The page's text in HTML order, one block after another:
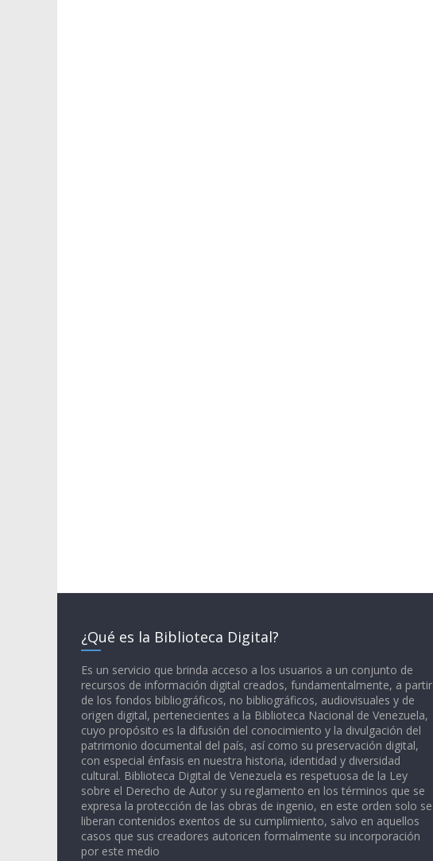
¿Qué es la Biblioteca Digital?
Es un servicio que brinda acceso a los usuarios a un conjunto de
recursos de información digital creados, fundamentalmente, a partir
de los fondos bibliográficos, no bibliográficos, audiovisuales y de
origen digital, pertenecientes a la Biblioteca Nacional de Venezuela,
cuyo propósito es la difusión del conocimiento y la divulgación del
patrimonio documental del país, así como su preservación digital,
con especial énfasis en nuestra historia, identidad y diversidad
cultural. Biblioteca Digital de Venezuela es respetuosa de la Ley
sobre el Derecho de Autor y su reglamento en los términos que se
expresa la protección de las obras de ingenio, en este orden solo se
liberan contenidos exentos de su cumplimiento, salvo en aquellos
casos que sus creadores autoricen formalmente su incorporación
por este medio